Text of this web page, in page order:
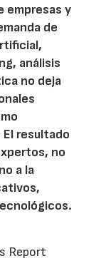
empresas y
de
análisis
no deja
resultado
no
a la
Report